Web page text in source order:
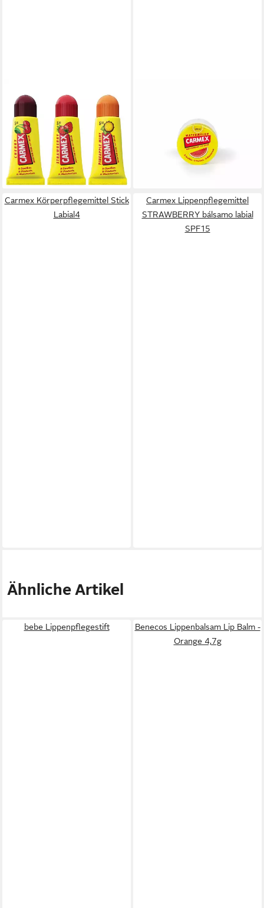
Lippenpflegemittel MINIS
MOISTURIZING LIP BALM
SPF15 TRIPLO 3 u
14,59 €
(4.863,33 €/ 1 l)
lieferbar - in 8-10 Werktagen bei
dir
bálsamo hidratante tarro r
(1.509,33 €/ 1 kg)
lieferbar - in 7-9 Werktagen bei dir
Carmex Körperpflegemittel Stick
Labial4
Carmex Lippenpflegemittel
STRAWBERRY bálsamo labial
SPF15
Ähnliche Artikel
bebe Lippenpflegestift
Benecos Lippenbalsam Lip Balm -
Orange 4,7g